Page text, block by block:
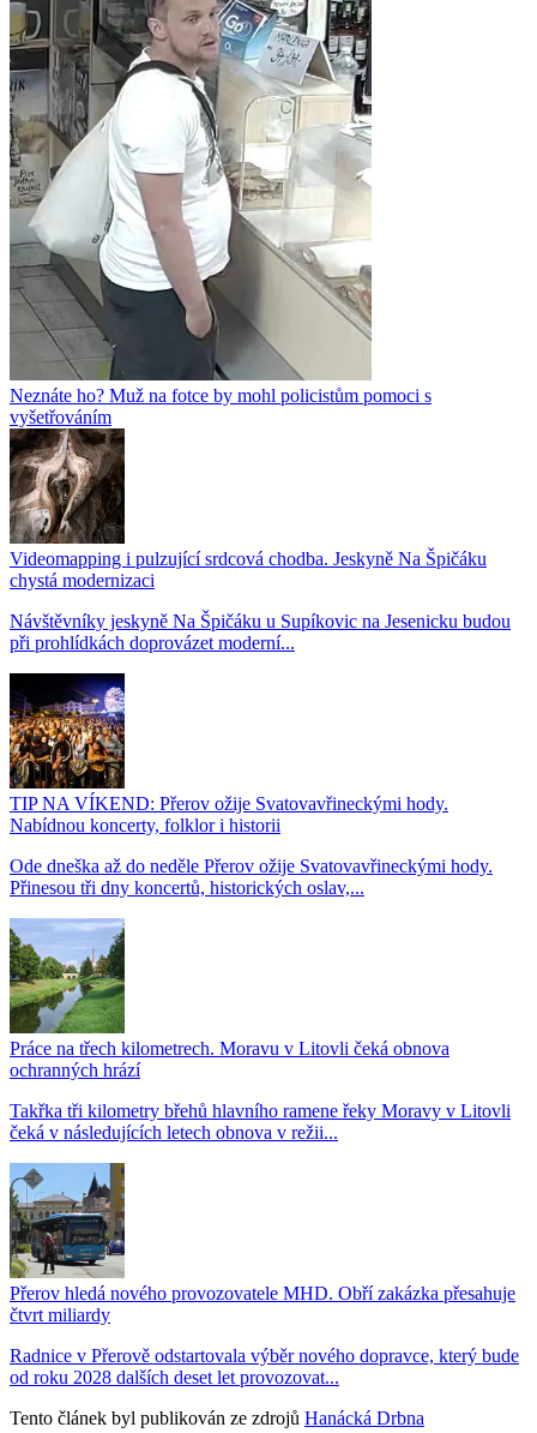
Neznáte ho? Muž na fotce by mohl policistům pomoci s
vyšetřováním
Videomapping i pulzující srdcová chodba. Jeskyně Na Špičáku
chystá modernizaci
Návštěvníky jeskyně Na Špičáku u Supíkovic na Jesenicku budou
při prohlídkách doprovázet moderní...
TIP NA VÍKEND: Přerov ožije Svatovavřineckými hody.
Nabídnou koncerty, folklor i historii
Ode dneška až do neděle Přerov ožije Svatovavřineckými hody.
Přinesou tři dny koncertů, historických oslav,...
Práce na třech kilometrech. Moravu v Litovli čeká obnova
ochranných hrází
Takřka tři kilometry břehů hlavního ramene řeky Moravy v Litovli
čeká v následujících letech obnova v režii...
Přerov hledá nového provozovatele MHD. Obří zakázka přesahuje
čtvrt miliardy
Radnice v Přerově odstartovala výběr nového dopravce, který bude
od roku 2028 dalších deset let provozovat...
Tento článek byl publikován ze zdrojů Hanácká Drbna